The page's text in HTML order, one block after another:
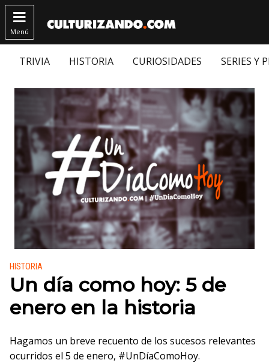

Menú
TRIVIA HISTORIA CURIOSIDADES SERIES Y
Publicado en:
HISTORIA
Un día como hoy: 5 de
enero en la historia
Hagamos un breve recuento de los sucesos relevantes
ocurridos el 5 de enero, #UnDíaComoHoy.